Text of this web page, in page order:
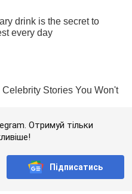
Отримуй тільки
Підписатись